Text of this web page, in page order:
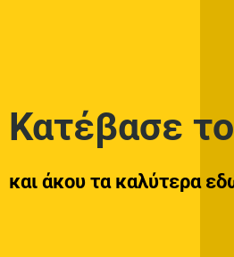
Κατέβασε
και άκου τα καλύτερα